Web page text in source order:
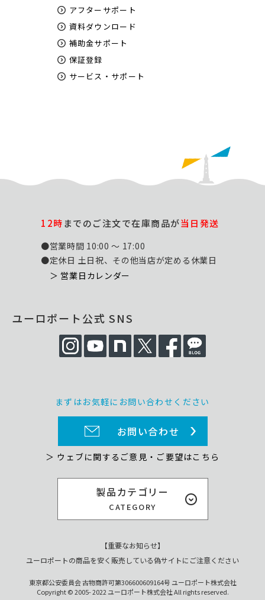
アフターサポート
資料ダウンロード
補助金サポート
保証登録
サービス・サポート
製品カテゴリー
CATEGORY
12時までのご注文で在庫商品が当日発送
●営業時間 10:00 ～ 17:00
●定休日 土日祝、その他当店が定める休業日
＞ 営業日カレンダー
ユーロポート公式 SNS
まずはお気軽にお問い合わせください
お問い合わせ
＞ ウェブに関するご意見・ご要望はこちら
【重要なお知らせ】
ユーロポートの商品を安く販売している偽サイトにご注意ください
東京都公安委員会 古物商許可第306600609164号 ユーロポート株式会社
Copyright © 2005- 2022 ユーロポート株式会社 All rights reserved.